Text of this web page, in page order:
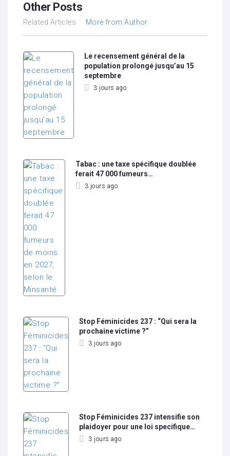
Other Posts
Related Articles More from Author
Le recensement général de la
population prolongé jusqu’au 15
septembre
3 jours ago
Tabac : une taxe spécifique doublée
ferait 47 000 fumeurs…
3 jours ago
Stop Féminicides 237 : “Qui sera la
prochaine victime ?”
3 jours ago
Stop Féminicides 237 intensifie son
plaidoyer pour une loi specifique…
3 jours ago